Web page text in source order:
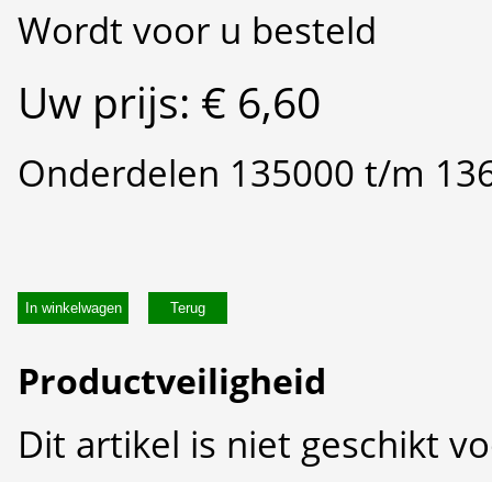
Wordt voor u besteld
Uw prijs: € 6,60
Onderdelen 135000 t/m
In winkelwagen
Productveiligheid
Dit artikel is niet geschikt